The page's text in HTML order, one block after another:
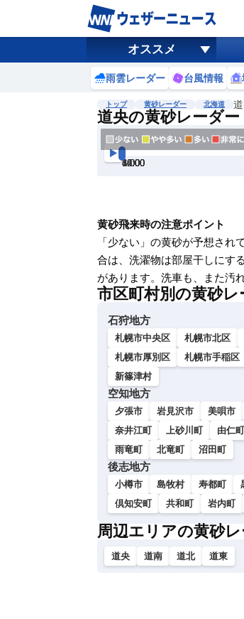
オススメ
雨雲レーダー 台風情報
トップ 黄砂レーダー 北海道
道央の黄砂レーダー
4:00
6:00
8:00
10:00
12:00
14:00
16:00
黄砂飛来時の注意ポイント
「少ない」の黄砂が予想さ
合は、洗濯物は部屋干しにす
があります。洗車も、また汚
市区町村別の黄砂レ
石狩地方
札幌市中央区 札幌市北区
札幌市厚別区
札幌市手稲区
新篠津村
空知地方
夕張市 岩見沢市 美唄市
奈井江町
上砂川町 由仁町
雨竜町
北竜町 沼田町
後志地方
小樽市 島牧村 寿都町
倶知安町
共和町 岩内町
周辺エリアの黄砂
道央 道南 道北 道東